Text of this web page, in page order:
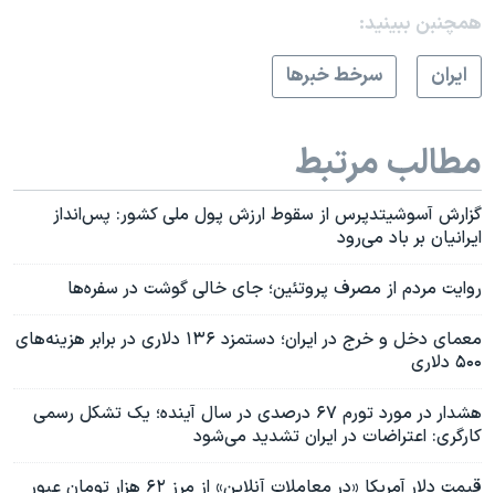
همچنبن ببینید:
ايران
سرخط خبرها
مطالب مرتبط
گزارش آسوشیتدپرس از سقوط ارزش پول ملی کشور: پس‌انداز
ایرانیان بر باد می‌رود
روایت مردم از مصرف پروتئین؛ جای خالی گوشت در سفره‌ها
معمای دخل و خرج در ایران؛ دستمزد ۱۳۶ دلاری در برابر هزینه‌های
۵۰۰ دلاری
هشدار در مورد تورم ۶۷ درصدی در سال آینده؛ یک تشکل رسمی
کارگری: اعتراضات در ایران تشدید می‌شود